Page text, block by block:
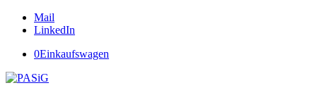
Mail
LinkedIn
0Einkaufswagen